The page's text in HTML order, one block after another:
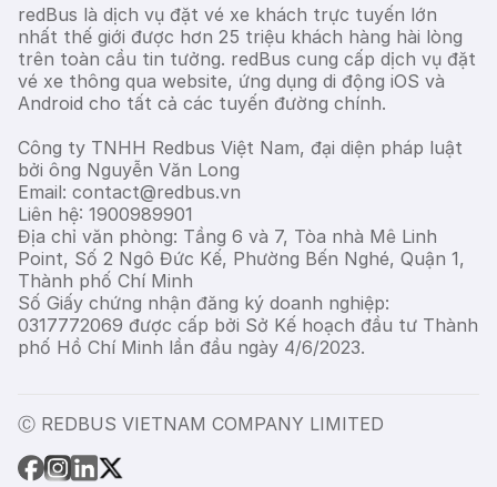
redBus là dịch vụ đặt vé xe khách trực tuyến lớn
nhất thế giới được hơn 25 triệu khách hàng hài lòng
trên toàn cầu tin tưởng. redBus cung cấp dịch vụ đặt
vé xe thông qua website, ứng dụng di động iOS và
Android cho tất cả các tuyến đường chính.
Công ty TNHH Redbus Việt Nam, đại diện pháp luật
bởi ông Nguyễn Văn Long
Email: contact@redbus.vn
Liên hệ: 1900989901
Địa chỉ văn phòng: Tầng 6 và 7, Tòa nhà Mê Linh
Point, Số 2 Ngô Đức Kế, Phường Bến Nghé, Quận 1,
Thành phố Chí Minh
Số Giấy chứng nhận đăng ký doanh nghiệp:
0317772069 được cấp bởi Sở Kế hoạch đầu tư Thành
phố Hồ Chí Minh lần đầu ngày 4/6/2023.
Ⓒ REDBUS VIETNAM COMPANY LIMITED